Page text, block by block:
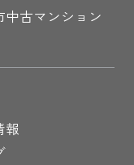
中古マンション
報